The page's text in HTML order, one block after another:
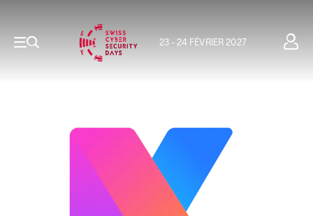
23 - 24 FÉVRIER 2027